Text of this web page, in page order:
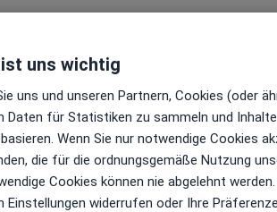
Heute
7 Aug
Morgen
8 Aug
So,
9 Aug
Mo,
10 Aug
Online-Terminbuchung nicht verfügbar
Terminanfrage senden
uns wichtig
uns und unseren Partnern, Cookies (oder
Daten für Statistiken zu sammeln und
Wenn Sie nur notwendige Cookies
die für die ordnungsgemäße Nutzung
Cookies können nie abgelehnt werden.
Einstellungen widerrufen oder Ihre